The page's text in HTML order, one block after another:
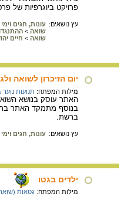
פרויקט ביוגרפיות של
עץ נושאים: עונות, חגים וימי
שואה >
שואה > חיים
יום הזיכרון לשואה
מילות המפתח: תנועות
האתר עוסק בנושא השואה
בנוסף מתמקד האתר
ברשת.
עץ נושאים: עונות, חגים וימי
ילדים בגטו
מילות המפתח: גטאות